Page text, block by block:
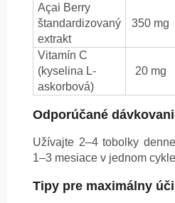
Açai Berry
štandardizovaný
extrakt
350 mg
Vitamín C
(kyselina L-
askorbová)
20 mg
Odporúčané
Užívajte 2–4 tobolky
1–3 mesiace v jednom
Tipy pre maximálny